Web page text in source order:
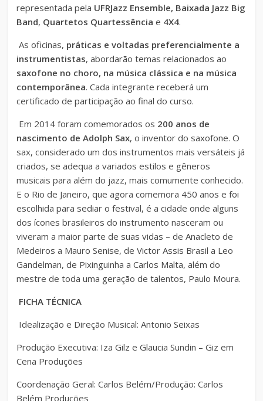
representada pela UFRJazz Ensemble, Baixada Jazz Big
Band, Quartetos Quartessência e 4X4.
As oficinas, práticas e voltadas preferencialmente a
instrumentistas, abordarão temas relacionados ao
saxofone no choro, na música clássica e na música
contemporânea. Cada integrante receberá um
certificado de participação ao final do curso.
Em 2014 foram comemorados os 200 anos de
nascimento de Adolph Sax, o inventor do saxofone. O
sax, considerado um dos instrumentos mais versáteis já
criados, se adequa a variados estilos e gêneros
musicais para além do jazz, mais comumente conhecido.
E o Rio de Janeiro, que agora comemora 450 anos e foi
escolhida para sediar o festival, é a cidade onde alguns
dos ícones brasileiros do instrumento nasceram ou
viveram a maior parte de suas vidas – de Anacleto de
Medeiros a Mauro Senise, de Victor Assis Brasil a Leo
Gandelman, de Pixinguinha a Carlos Malta, além do
mestre de toda uma geração de talentos, Paulo Moura.
FICHA TÉCNICA
Idealização e Direção Musical: Antonio Seixas
Produção Executiva: Iza Gilz e Glaucia Sundin – Giz em
Cena Produções
Coordenação Geral: Carlos Belém/Produção: Carlos
Belém Produções